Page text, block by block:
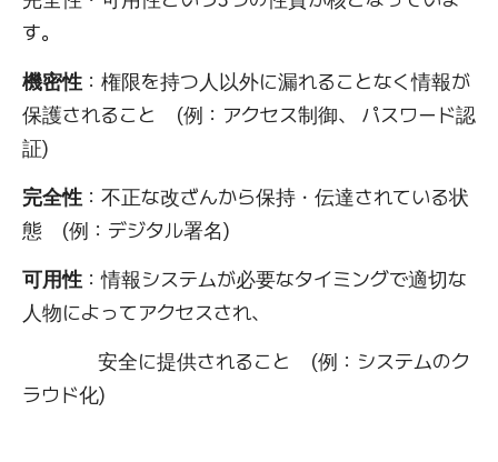
す。
機密性 ：権限を持つ人以外に漏れることなく情報が
保護されること (例：アクセス制御、 パスワード認
証)
完全性 ：不正な改ざんから保持・伝達されている状
態 (例：デジタル署名)
可用性 ：情報システムが必要なタイミングで適切な
人物によってアクセスされ、
安全に提供されること (例：システムのク
ラウド化)